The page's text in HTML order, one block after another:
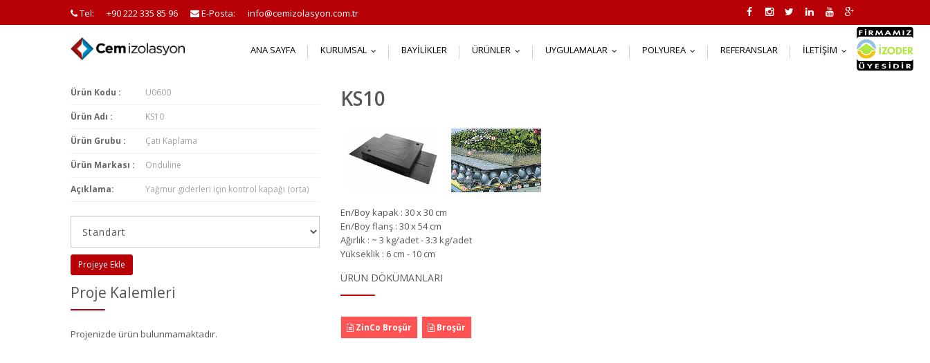
Tel: +90 222 335 85 96 E-Posta: info@cemizolasyon.com.tr
ANA SAYFA KURUMSAL BAYILIKLER ÜRÜNLER UYGULAMALAR POLYUREA REFERANSLAR İLETIŞIM
Ürün Kodu : U0600
Ürün Adı : KS10
Ürün Grubu : Çatı Kaplama
Ürün Markası : Onduline
Açıklama: Yağmur giderleri için kontrol kapağı (orta)
Projeye Ekle
Proje Kalemleri
Projenizde ürün bulunmamaktadır.
KS10
En/Boykapak : 30 x 30 cm
En/Boyflanş : 30 x 54 cm
Ağırlık : ~ 3 kg/adet-3.3 kg/adet
Yükseklik : 6 cm - 10 cm
ÜRÜN DÖKÜMANLARI
ZinCo Broşür Broşür